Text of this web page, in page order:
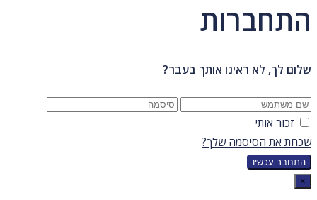
התחברות
שלום לך, לא ראינו אותך בעבר?
זכור אותי
שכחת את הסיסמה שלך?
×